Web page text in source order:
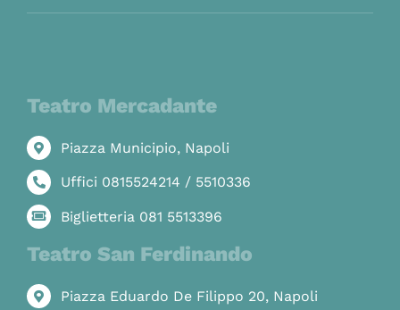
Teatro Mercadante
Piazza Municipio, Napoli
Uffici 0815524214 / 5510336
Biglietteria 081 5513396
Teatro San Ferdinando
Piazza Eduardo De Filippo 20, Napoli